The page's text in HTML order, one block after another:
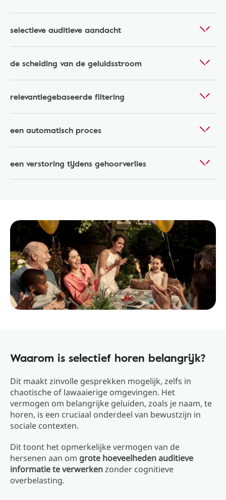
selectieve auditieve aandacht
de scheiding van de geluidsstroom
relevantiegebaseerde filtering
een automatisch proces
een verstoring tijdens gehoorverlies
Waarom is selectief horen belangrijk?
Dit maakt zinvolle gesprekken mogelijk, zelfs in
chaotische of lawaaierige omgevingen. Het
vermogen om belangrijke geluiden, zoals je naam, te
horen, is een cruciaal onderdeel van bewustzijn in
sociale contexten.
Dit toont het opmerkelijke vermogen van de
hersenen aan om grote hoeveelheden auditieve
informatie te verwerkenzonder cognitieve
overbelasting.